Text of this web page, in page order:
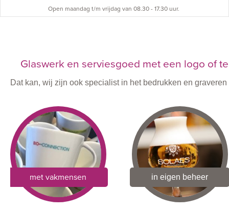
Open maandag t/m vrijdag van 08.30 - 17.30 uur.
Glaswerk en serviesgoed met een logo of
Dat kan, wij zijn ook specialist in het bedrukken en
met vakmensen in eigen beheer